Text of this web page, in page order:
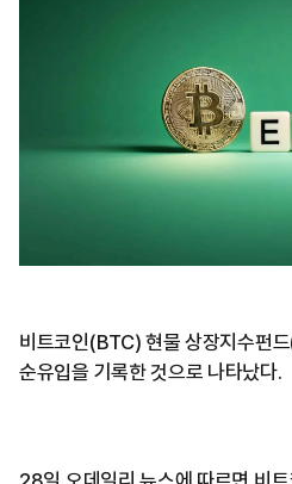
비트코인(BTC) 현물 상장지수펀
순유입을 기록한 것으로 나타났다.